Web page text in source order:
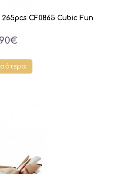
CF0865 Cubic Fun